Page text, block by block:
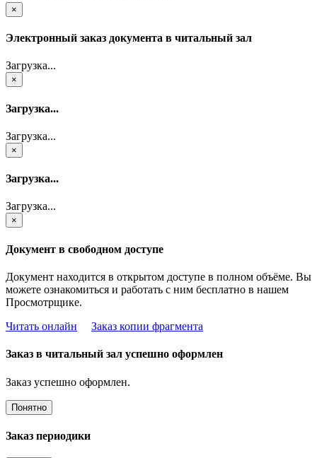
×
Электронный заказ документа в читальный зал
Загрузка...
×
Загрузка...
Загрузка...
×
Загрузка...
Загрузка...
×
Документ в свободном доступе
Документ находится в открытом доступе в полном объёме. Вы
можете ознакомиться и работать с ним бесплатно в нашем
Просмотрщике.
Читать онлайн
Заказ копии фрагмента
Заказ в читальный зал успешно оформлен
Заказ успешно оформлен.
Понятно
Заказ периодики